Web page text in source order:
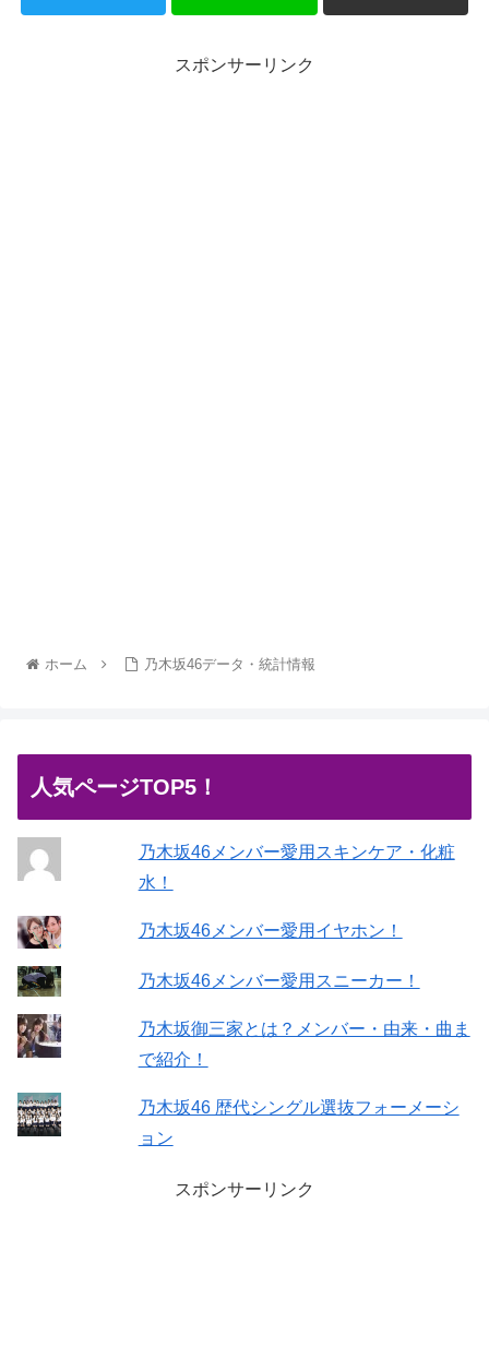
スポンサーリンク
ホーム 乃木坂46データ・統計情報
人気ページTOP5！
乃木坂46メンバー愛用スキンケア・化粧
水！
乃木坂46メンバー愛用イヤホン！
乃木坂46メンバー愛用スニーカー！
乃木坂御三家とは？メンバー・由来・曲ま
で紹介！
乃木坂46 歴代シングル選抜フォーメーシ
ョン
スポンサーリンク